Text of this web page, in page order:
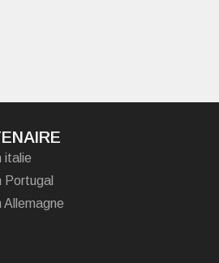
italie
Portugal
Allemagne